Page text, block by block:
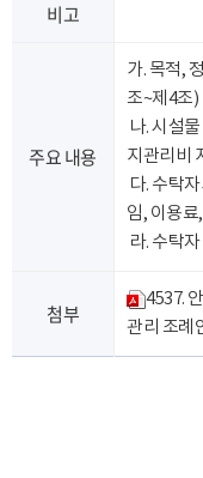
비고
주요 내용
가. 목적,
조~제4조)
나. 시설
지관리비
다. 수탁
임, 이용
라. 수탁
첨부
4537.
관리 조례